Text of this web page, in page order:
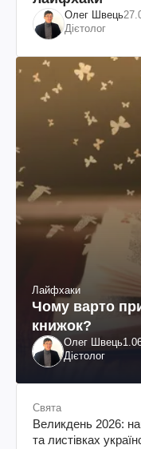
Олег Швець
Дієтолог
Лайфхаки
Чому варто
книжок?
Олег Швець
Дієтолог
Свята
Великдень 2026:
та листівках